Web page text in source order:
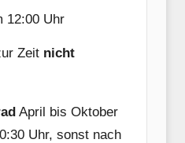
12:00 Uhr
Zeit nicht
April bis Oktober
Uhr, sonst nach